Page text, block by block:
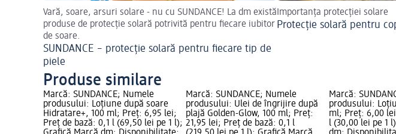
Vară, soare, arsuri solare - nu cu SUNDANCE! La dm există
produse de protecție solară potrivită pentru fiecare iubitor
de soare.
SUNDANCE – protecție solară pentru fiecare tip de
piele
Importanța protecției solare
Protecție solară pentru
Produse similare
Marcă: SUNDANCE; Numele
produsului: Loțiune după soare
Hidratare+, 100 ml; Preț: 6,95 lei;
Preț de bază: 0,1 l (69,50 lei pe 1 l);
Marcă: SUNDANCE; Numele
produsului: Ulei de îngrijire după
plajă Golden-Glow, 100 ml; Preț:
21,95 lei; Preț de bază: 0,1 l
Marcă:
produsului:
ml; Preț: 6,00
l (30,00 lei pe 1